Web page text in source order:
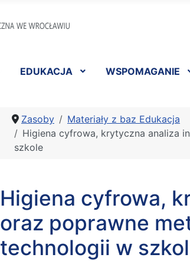
EDUKACJA WSPOMAGANIE
Zasoby
Materiały z baz Edukacja
Higiena cyfrowa, krytyczna analiza
szkole
Higiena cyfrowa,
oraz poprawne
technologii w